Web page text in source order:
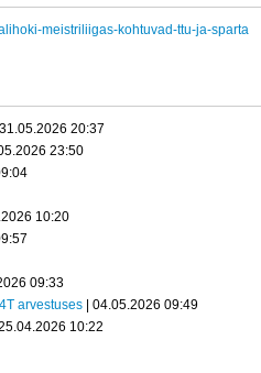
meistriliigas-kohtuvad-ttu-ja-sparta
31.05.2026 20:37
23:50
10:20
09:33
arvestuses | 04.05.2026 09:49
25.04.2026 10:22